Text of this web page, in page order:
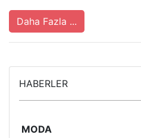
Daha Fazla ...
HABERLER
MODA